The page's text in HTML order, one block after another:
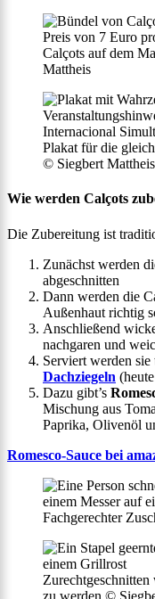
Calçots auf dem
Mattheis
Plakat für die
© Siegbert Mattheis
Wie werden Calçots
Die Zubereitung ist
Zunächst werden
abgeschnitten
Dann werden die
Außenhaut richtig
Anschließend
nachgaren und
Serviert werden
Dachziegeln
Dazu gibt’s
Mischung aus
Paprika, Olivenöl
Romesco-Sauce bei
Fachgerechter
zu werden ©